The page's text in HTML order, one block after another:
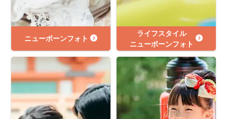
ニューボーンフォト
ライフスタイル
ニューボーンフォト